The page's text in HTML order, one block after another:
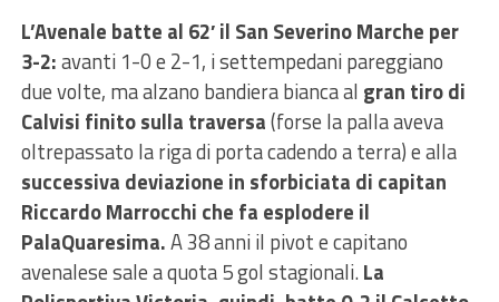
L’Avenale batte al 62′ il San Severino Marche per
3-2:avanti 1-0 e 2-1, i settempedani pareggiano
due volte, ma alzano bandiera bianca al gran tiro di
Calvisi finito sulla traversa(forse la palla aveva
oltrepassato la riga di porta cadendo a terra) e alla
successiva deviazione in sforbiciata di capitan
Riccardo Marrocchi che fa esplodere il
PalaQuaresima.A 38 anni il pivot e capitano
avenalese sale a quota 5 gol stagionali.La